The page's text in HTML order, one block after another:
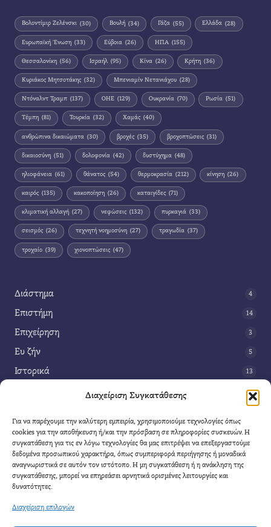
Διαχείριση Συγκατάθεσης
Για να παρέχουμε την καλύτερη εμπειρία, χρησιμοποιούμε τεχνολογίες όπως
cookies για την αποθήκευση ή/και την πρόσβαση σε πληροφορίες συσκευών. Η
συγκατάθεση για τις εν λόγω τεχνολογίες θα μας επιτρέψει να επεξεργαστούμε
δεδομένα προσωπικού χαρακτήρα, όπως συμπεριφορά περιήγησης ή μοναδικά
αναγνωριστικά σε αυτόν τον ιστότοπο. Η μη συγκατάθεση ή η ανάκληση της
συγκατάθεσης, μπορεί να επηρεάσει αρνητικά ορισμένες λειτουργίες και
δυνατότητες.
Διαχείριση επιλογών
Βολοντίμιρ Ζελένσκι (30) Βουλή (34) Γάζα (55) Ελλάδα (28)
Ευρωπαϊκή Ένωση (33) Εύβοια (26) ΗΠΑ (155)
Θεσσαλονίκη (56) Ισραήλ (95) Κίνα (26) Κρήτη (36)
Κυριάκος Μητσοτάκης (32) Μπενιαμίν Νετανιάχου (28)
Ντόναλντ Τραμπ (137) ΟΗΕ (129) Ουκρανία (70) Ρωσία (51)
Τέμπη (81) Τουρκία (32) Χαμάς (40)
ανθρώπινα δικαιώματα (30) βροχές (35) βροχοπτώσεις (31)
δικαιοσύνη (51) δολοφονία (42) δυστύχημα (48)
ηλιοφάνεια (61) θάνατος (54) θερμοκρασία (212) κίνηση (26)
καιρός (135) κακοποίηση (26) καταιγίδες (71)
κλιματική αλλαγή (27) νεφώσεις (132) πυρκαγιά (33)
σεισμός (26) τεχνητή νοημοσύνη (27) τραγωδία (37)
τροχαίο (39) χιονοπτώσεις (47)
Διάστημα 4
Επιστήμη 14
Επιχείρηση 3
Ευ ζήν 5
Ιστορικά 13
42
Τέχνη 3
Τεχνολογία
Υγεία
Φαντασία